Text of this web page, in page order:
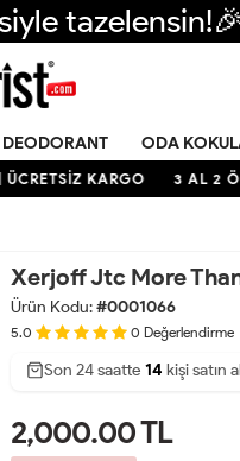
tazelensin!🎉
DEODORANT ODA
KARGO 3 AL 2
Xerjoff Jtc More
Ürün Kodu:#0001066
5.0 0 Değerlendirme
28 38
Son 24 saatte 14 kişi satın
2,000.00TL